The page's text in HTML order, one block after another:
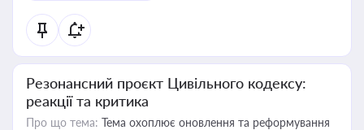
Резонансний проєкт Цивільного кодексу:
реакції та критика
Про що тема: Тема охоплює оновлення та реформування